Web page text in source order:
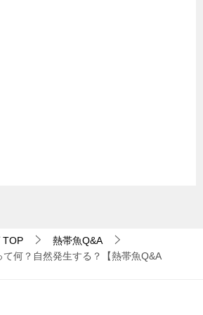
TOP
熱帯魚Q&A
何？自然発生する？【熱帯魚Q&A